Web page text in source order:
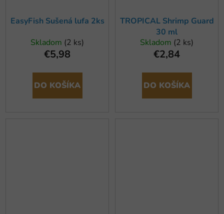
EasyFish Sušená lufa 2ks
Skladom (2 ks)
€5,98
DO KOŠÍKA
TROPICAL Shrimp Guard
30 ml
Skladom (2 ks)
€2,84
DO KOŠÍKA